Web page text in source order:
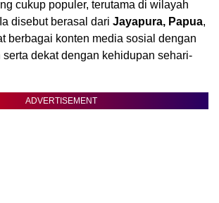
cukup populer, terutama di wilayah
disebut berasal dari Jayapura, Papua,
berbagai konten media sosial dengan
dekat dengan kehidupan sehari-
ADVERTISEMENT